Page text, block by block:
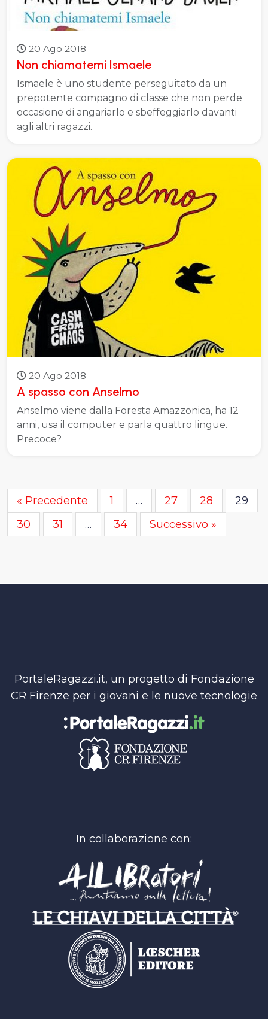
20 Ago 2018
Non chiamatemi Ismaele
Ismaele è uno studente perseguitato da un
prepotente compagno di classe che non perde
occasione di angariarlo e sbeffeggiarlo davanti
agli altri ragazzi.
20 Ago 2018
A spasso con Anselmo
Anselmo viene dalla Foresta Amazzonica, ha 12
anni, usa il computer e parla quattro lingue.
Precoce?
« Precedente 1 … 27 28
29
30
31 … 34 Successivo »
PortaleRagazzi.it, un progetto di Fondazione
CR Firenze per i giovani e le nuove tecnologie
In collaborazione con: